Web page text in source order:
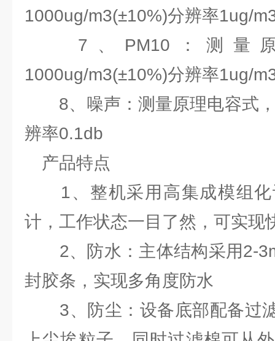
1000ug/m3(±10%)分辨率1ug/
7、PM10：测量原
1000ug/m3(±10%)分辨率1ug/
8、噪声：测量原理电容式，
辨率0.1db
产品特点
1、整机采用高集成模组化
计，工作状态一目了然，可实现
2、防水：主体结构采用2-
封胶条，实现多角度防水
3、防尘：设备底部配备过